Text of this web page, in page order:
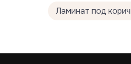
Ламинат под